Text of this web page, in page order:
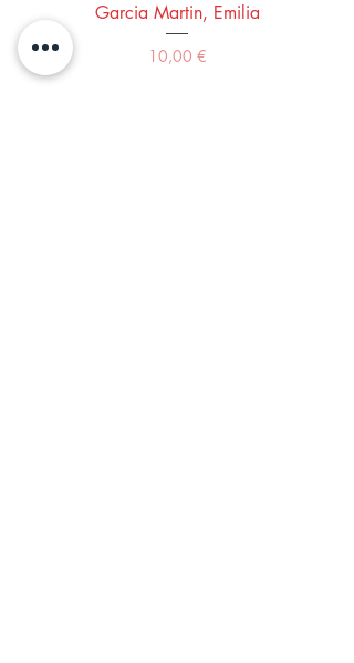
Garcia Martin, Emilia
Precio
10,00 €